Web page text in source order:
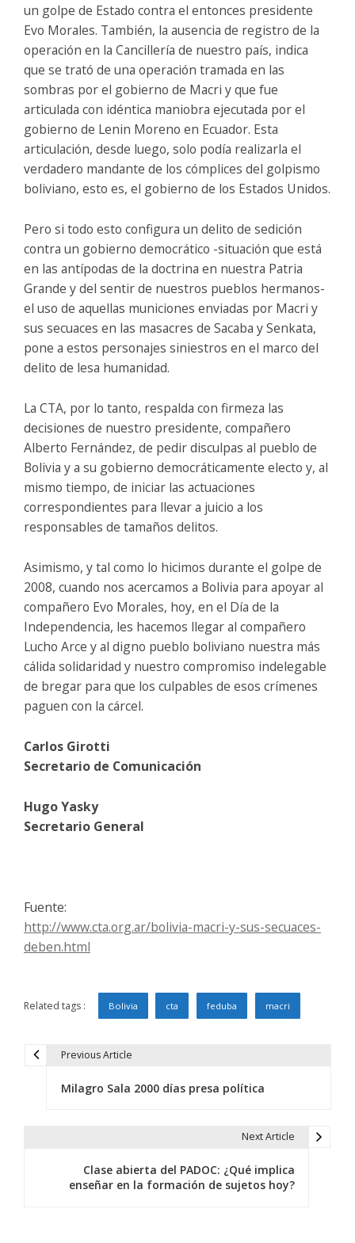
un golpe de Estado contra el entonces presidente
Evo Morales. También, la ausencia de registro de la
operación en la Cancillería de nuestro país, indica
que se trató de una operación tramada en las
sombras por el gobierno de Macri y que fue
articulada con idéntica maniobra ejecutada por el
gobierno de Lenin Moreno en Ecuador. Esta
articulación, desde luego, solo podía realizarla el
verdadero mandante de los cómplices del golpismo
boliviano, esto es, el gobierno de los Estados Unidos.
Pero si todo esto configura un delito de sedición
contra un gobierno democrático -situación que está
en las antípodas de la doctrina en nuestra Patria
Grande y del sentir de nuestros pueblos hermanos-
el uso de aquellas municiones enviadas por Macri y
sus secuaces en las masacres de Sacaba y Senkata,
pone a estos personajes siniestros en el marco del
delito de lesa humanidad.
La CTA, por lo tanto, respalda con firmeza las
decisiones de nuestro presidente, compañero
Alberto Fernández, de pedir disculpas al pueblo de
Bolivia y a su gobierno democráticamente electo y, al
mismo tiempo, de iniciar las actuaciones
correspondientes para llevar a juicio a los
responsables de tamaños delitos.
Asimismo, y tal como lo hicimos durante el golpe de
2008, cuando nos acercamos a Bolivia para apoyar al
compañero Evo Morales, hoy, en el Día de la
Independencia, les hacemos llegar al compañero
Lucho Arce y al digno pueblo boliviano nuestra más
cálida solidaridad y nuestro compromiso indelegable
de bregar para que los culpables de esos crímenes
paguen con la cárcel.
Carlos Girotti
Secretario de Comunicación
Hugo Yasky
Secretario General
Fuente:
http://www.cta.org.ar/bolivia-macri-y-sus-secuaces-
deben.html
Related tags : Bolivia cta feduba macri
Previous Article
Milagro Sala 2000 días presa política
Next Article
Clase abierta del PADOC: ¿Qué implica
enseñar en la formación de sujetos hoy?